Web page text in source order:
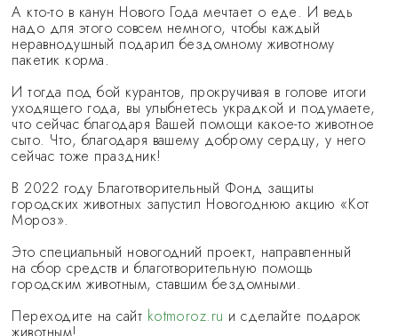
А кто-то в канун Нового Года мечтает о еде. И ведь
надо для этого совсем немного, чтобы каждый
неравнодушный подарил бездомному животному
пакетик корма.
И тогда под бой курантов, прокручивая в голове итоги
уходящего года, вы улыбнетесь украдкой и подумаете,
что сейчас благодаря Вашей помощи какое-то животное
сыто. Что, благодаря вашему доброму сердцу, у него
сейчас тоже праздник!
В 2022 году Благотворительный Фонд защиты
городских животных запустил Новогоднюю акцию «Кот
Мороз».
Это специальный новогодний проект, направленный
на сбор средств и благотворительную помощь
городским животным, ставшим бездомными.
Переходите на сайт kotmoroz.ru и сделайте подарок
животным!